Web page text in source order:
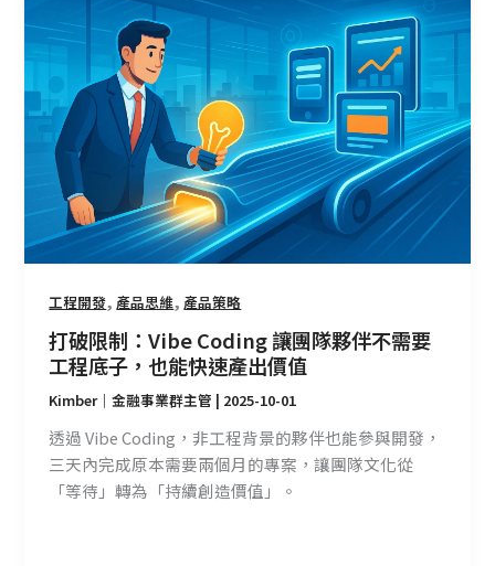
工程開發, 產品思維, 產品策略
打破限制：Vibe Coding 讓團隊夥伴不需要
工程底子，也能快速產出價值
Kimber｜金融事業群主管 | 2025-10-01
透過 Vibe Coding，非工程背景的夥伴也能參與開發，
三天內完成原本需要兩個月的專案，讓團隊文化從
「等待」轉為「持續創造價值」。
限
制：
Vibe
Coding
讓
團
隊
夥
伴
不
需
工
程
底
子，
也
能